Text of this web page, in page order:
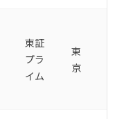
東証
プラ
イム
東
京